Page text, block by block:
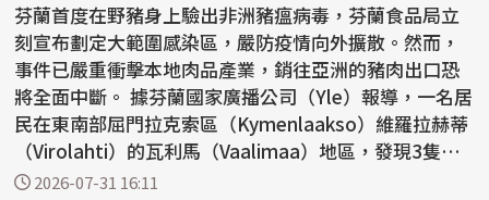
芬蘭首度在野豬身上驗出非洲豬瘟病毒，芬蘭食品局立
刻宣布劃定大範圍感染區，嚴防疫情向外擴散。然而，
事件已嚴重衝擊本地肉品產業，銷往亞洲的豬肉出口恐
將全面中斷。 據芬蘭國家廣播公司（Yle）報導，一名居
民在東南部屈門拉克索區（Kymenlaakso）維羅拉赫蒂
（Virolahti）的瓦利馬（Vaalimaa）地區，發現3隻小
野...2026-07-31 16:11